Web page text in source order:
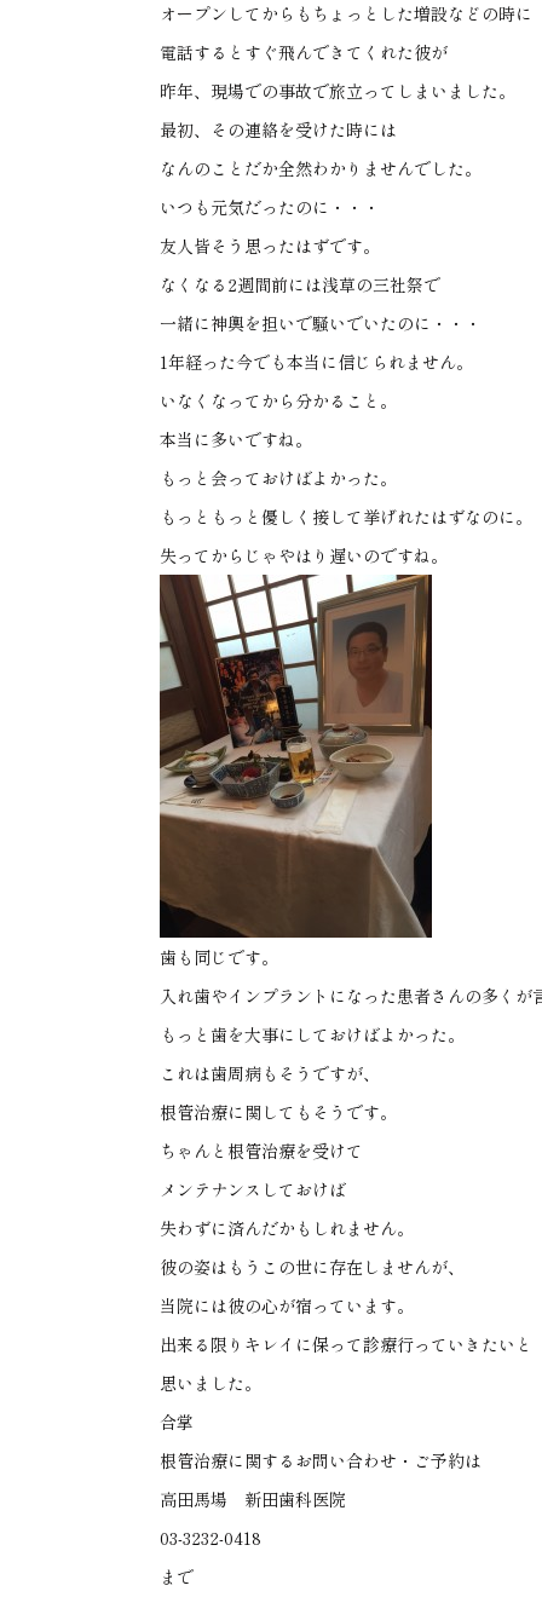
オープンしてからもちょっとした増設などの時に
電話するとすぐ飛んできてくれた彼が
昨年、現場での事故で旅立ってしまいました。
最初、その連絡を受けた時には
なんのことだか全然わかりませんでした。
いつも元気だったのに・・・
友人皆そう思ったはずです。
なくなる2週間前には浅草の三社祭で
一緒に神輿を担いで騒いでいたのに・・・
1年経った今でも本当に信じられません。
いなくなってから分かること。
本当に多いですね。
もっと会っておけばよかった。
もっともっと優しく接して挙げれたはずなのに。
失ってからじゃやはり遅いのですね。
歯も同じです。
入れ歯やインプラントになった患者さんの多くが
もっと歯を大事にしておけばよかった。
これは歯周病もそうですが、
根管治療に関してもそうです。
ちゃんと根管治療を受けて
メンテナンスしておけば
失わずに済んだかもしれません。
彼の姿はもうこの世に存在しませんが、
当院には彼の心が宿っています。
出来る限りキレイに保って診療行っていきたいと
思いました。
合掌
根管治療に関するお問い合わせ・ご予約は
高田馬場 新田歯科医院
03-3232-0418
まで